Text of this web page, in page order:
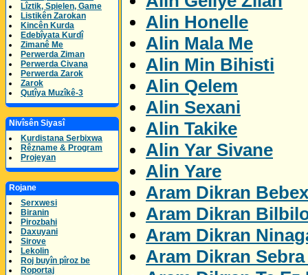
Lîztik, Spielen, Game
Listikên Zarokan
Kincên Kurda
Edebîyata Kurdî
Zimanê Me
Perwerda Ziman
Perwerda Civana
Perwerda Zarok
Zarok
Qutîya Muzîkê-3
Nivîsên Siyasî
Kurdistana Serbixwa
Rêzname & Program
Projeyan
Rojane
Serxwesi
Biranin
Pirozbahi
Daxuyani
Sirove
Lekolin
Roj buyîn pîroz be
Roportaj
Alin Honelle
Alin Mala Me
Alin Min Bihisti
Alin Qelem
Alin Sexani
Alin Takike
Alin Yar Sivane
Alin Yare
Aram Dikran
Aram Dikran
Aram Dikran
Aram Dikran